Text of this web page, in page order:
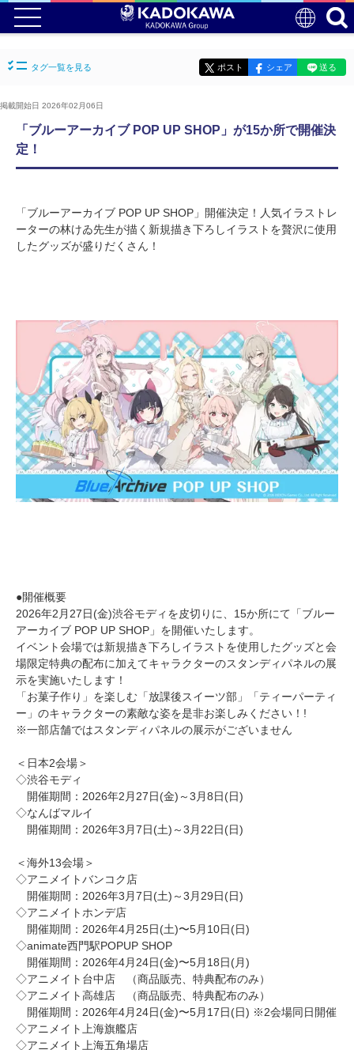
タグ一覧を見る ポスト シェア 送る
掲載開始日 2026年02月06日
「ブルーアーカイブ POP UP SHOP」が15か所で開催決
定！
「ブルーアーカイブ POP UP SHOP」開催決定！人気イラストレ
ーターの林けゐ先生が描く新規描き下ろしイラストを贅沢に使用
したグッズが盛りだくさん！
●開催概要
2026年2月27日(金)渋谷モディを皮切りに、15か所にて「ブルー
アーカイブ POP UP SHOP」を開催いたします。
イベント会場では新規描き下ろしイラストを使用したグッズと会
場限定特典の配布に加えてキャラクターのスタンディパネルの展
示を実施いたします！
「お菓子作り」を楽しむ「放課後スイーツ部」「ティーパーティ
ー」のキャラクターの素敵な姿を是非お楽しみください！!
※一部店舗ではスタンディパネルの展示がございません
＜日本2会場＞
◇渋谷モディ
開催期間：2026年2月27日(金)～3月8日(日)
◇なんばマルイ
開催期間：2026年3月7日(土)～3月22日(日)
＜海外13会場＞
◇アニメイトバンコク店
開催期間：2026年3月7日(土)～3月29日(日)
◇アニメイトホンデ店
開催期間：2026年4月25日(土)〜5月10日(日)
◇animate西門駅POPUP SHOP
開催期間：2026年4月24日(金)〜5月18日(月)
◇アニメイト台中店 （商品販売、特典配布のみ）
◇アニメイト高雄店 （商品販売、特典配布のみ）
開催期間：2026年4月24日(金)〜5月17日(日) ※2会場同日開催
◇アニメイト上海旗艦店
◇アニメイト上海五角場店